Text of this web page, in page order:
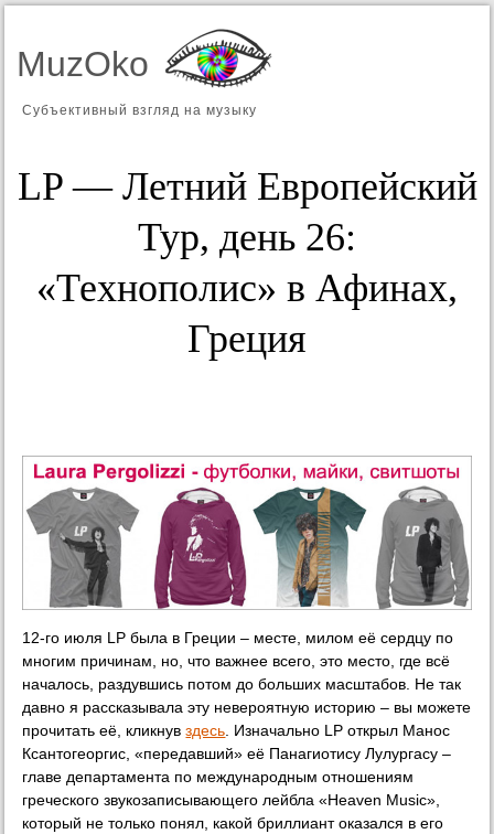
MuzOko
Субъективный взгляд на музыку
LP — Летний Европейский
Тур, день 26:
«Технополис» в Афинах,
Греция
12-го июля LP была в Греции – месте, милом её сердцу по
многим причинам, но, что важнее всего, это место, где всё
началось, раздувшись потом до больших масштабов. Не так
давно я рассказывала эту невероятную историю – вы можете
прочитать её, кликнувздесь. Изначально LP открыл Манос
Ксантогеоргис, «передавший» её Панагиотису Лулургасу –
главе департамента по международным отношениям
греческого звукозаписывающего лейбла «Heaven Music»,
который не только понял, какой бриллиант оказался в его